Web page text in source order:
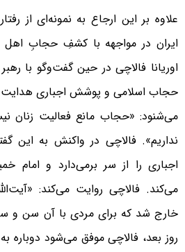
علاوه بر این ارجاع به نمونه‌ای از
ایران در مواجهه با کشفِ حجابِ
اوریانا فالاچی در حین گفت‌وگو با
حجاب اسلامی و پوشش اجباری هدایت
می‌شنود: «حجاب مانع فعالیت زنان
نداریم». فالاچی در واکنش به این
اجباری را از سر برمی‌دارد و امام
می‌کند. فالاچی روایت می‌کند:
خارج شد که برای مردی با آن سن و
روز بعد، فالاچی موفق می‌شود دوباره